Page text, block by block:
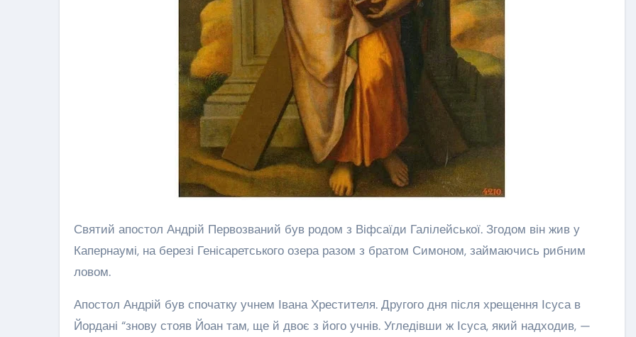
Святий апостол Андрій Первозваний був родом з Віфсаїди Галілейської. Згодом він жив у
Капернаумі, на березі Генісаретського озера разом з братом Симоном, займаючись рибним
ловом.
Апостол Андрій був спочатку учнем Івана Хрестителя. Другого дня після хрещення Ісуса в
Йордані “знову стояв Йоан там, ще й двоє з його учнів. Угледівши ж Ісуса, який надходив, —